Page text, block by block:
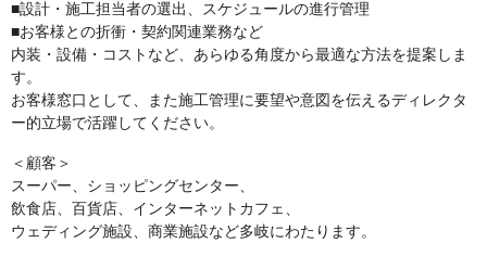
■設計・施工担当者の選出、スケジュールの進行管理
■お客様との折衝・契約関連業務など
内装・設備・コストなど、あらゆる角度から最適な方法を提案しま
す。
お客様窓口として、また施工管理に要望や意図を伝えるディレクタ
ー的立場で活躍してください。
＜顧客＞
スーパー、ショッピングセンター、
飲食店、百貨店、インターネットカフェ、
ウェディング施設、商業施設など多岐にわたります。